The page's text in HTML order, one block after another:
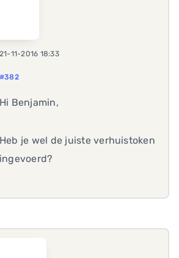
21-11-2016 18:33
#382
Hi Benjamin,
Heb je wel de juiste verhuistoken
ingevoerd?